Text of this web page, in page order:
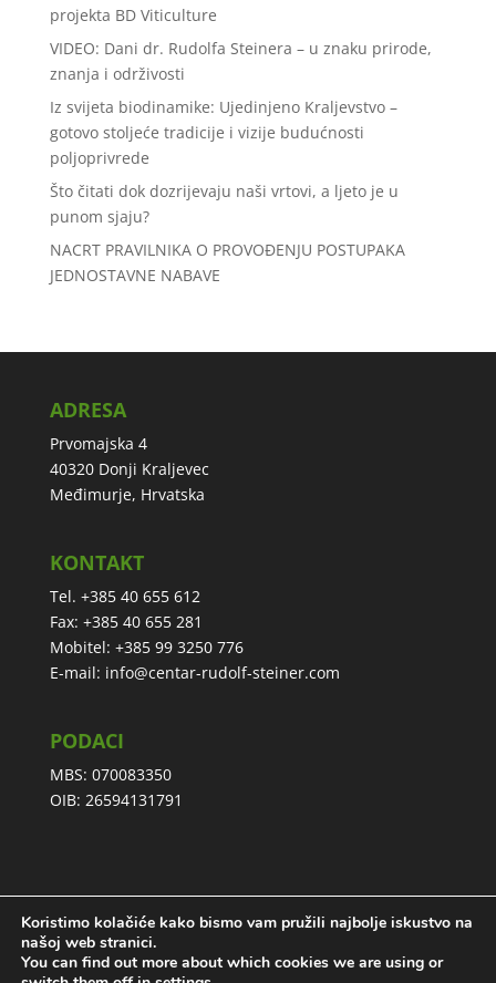
projekta BD Viticulture
VIDEO: Dani dr. Rudolfa Steinera – u znaku prirode,
znanja i održivosti
Iz svijeta biodinamike: Ujedinjeno Kraljevstvo –
gotovo stoljeće tradicije i vizije budućnosti
poljoprivrede
Što čitati dok dozrijevaju naši vrtovi, a ljeto je u
punom sjaju?
NACRT PRAVILNIKA O PROVOĐENJU POSTUPAKA
JEDNOSTAVNE NABAVE
ADRESA
Prvomajska 4
40320 Donji Kraljevec
Međimurje, Hrvatska
KONTAKT
Tel. +385 40 655 612
Fax: +385 40 655 281
Mobitel: +385 99 3250 776
E-mail: info@centar-rudolf-steiner.com
PODACI
MBS: 070083350
OIB: 26594131791
Izjava o privatnosti
Koristimo kolačiće kako bismo vam pružili najbolje iskustvo na
našoj web stranici.
You can find out more about which cookies we are using or